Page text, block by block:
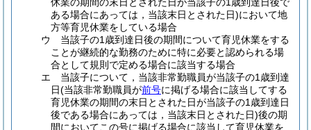
ある場合にあっては，当該末日とされた日)において地
方等育児休業をしている場合
ウ
当該子の1歳到達日後の期間について育児休業をする
ことが継続的な勤務のために特に必要と認められる場
合として規則で定める場合に該当する場合
エ
当該子について，当該非常勤職員が当該子の1歳到達
日(当該非常勤職員が前号に掲げる場合に該当してする
育児休業の期間の末日とされた日が当該子の1歳到達日
後である場合にあっては，当該末日とされた日)後の期
間においてこの号に掲げる場合に該当して育児休業を